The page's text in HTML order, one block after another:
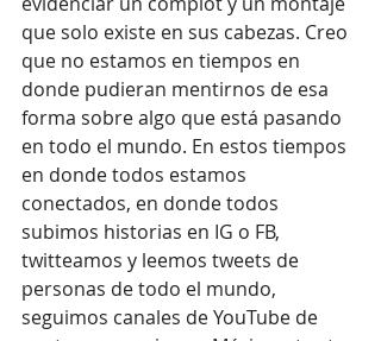
que solo existe en sus cabezas. Creo
que no estamos en tiempos en
donde pudieran mentirnos de esa
forma sobre algo que está pasando
en todo el mundo. En estos tiempos
en donde todos estamos
conectados, en donde todos
subimos historias en IG o FB,
twitteamos y leemos tweets de
personas de todo el mundo,
seguimos canales de YouTube de